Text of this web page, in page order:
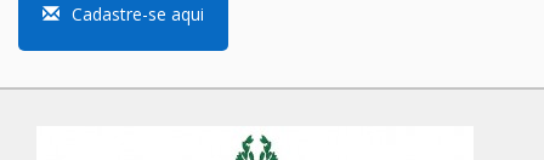
Cadastre-se aqui